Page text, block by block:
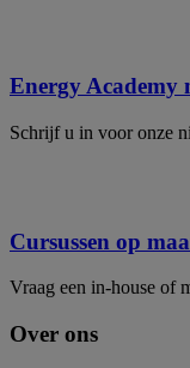
Energy Academy
Schrijf u in voor onze
Cursussen op
Vraag een in-house of
Over ons